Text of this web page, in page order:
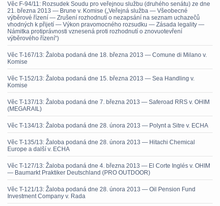
Věc F-94/11: Rozsudek Soudu pro veřejnou službu (druhého senátu) ze dne
21. března 2013 — Brune v. Komise („Veřejná služba — Všeobecné
výběrové řízení — Zrušení rozhodnutí o nezapsání na seznam uchazečů
vhodných k přijetí — Výkon pravomocného rozsudku — Zásada legality —
Námitka protiprávnosti vznesená proti rozhodnutí o znovuotevření
výběrového řízení“)
Věc T-167/13: Žaloba podaná dne 18. března 2013 — Comune di Milano v.
Komise
Věc T-152/13: Žaloba podaná dne 15. března 2013 — Sea Handling v.
Komise
Věc T-137/13: Žaloba podaná dne 7. března 2013 — Saferoad RRS v. OHIM
(MEGARAIL)
Věc T-134/13: Žaloba podaná dne 28. února 2013 — Polynt a Sitre v. ECHA
Věc T-135/13: Žaloba podaná dne 28. února 2013 — Hitachi Chemical
Europe a další v. ECHA
Věc T-127/13: Žaloba podaná dne 4. března 2013 — El Corte Inglés v. OHIM
— Baumarkt Praktiker Deutschland (PRO OUTDOOR)
Věc T-121/13: Žaloba podaná dne 28. února 2013 — Oil Pension Fund
Investment Company v. Rada